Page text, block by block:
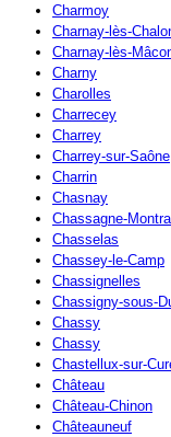
Charmoy
Charnay-lès-
Charnay-lès-
Charny
Charolles
Charrecey
Charrey
Charrey-sur-Saône
Charrin
Chasnay
Chassagne-
Chasselas
Chassey-le-Camp
Chassignelles
Chassigny-sous-
Chassy
Chassy
Chastellux-sur-
Château
Château-Chinon
Châteauneuf